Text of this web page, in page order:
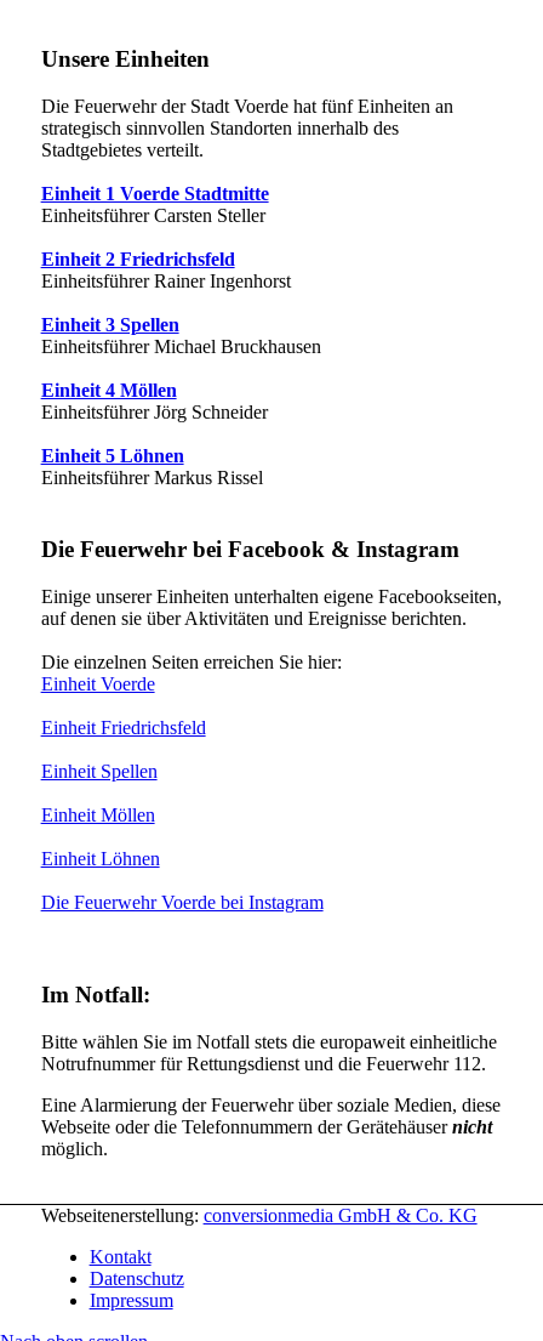
Unsere Einheiten
Die Feuerwehr der Stadt Voerde hat fünf Einheiten an
strategisch sinnvollen Standorten innerhalb des
Stadtgebietes verteilt.
Einheit 1 Voerde Stadtmitte
Einheitsführer Carsten Steller
Einheit 2 Friedrichsfeld
Einheitsführer Rainer Ingenhorst
Einheit 3 Spellen
Einheitsführer Michael Bruckhausen
Einheit 4 Möllen
Einheitsführer Jörg Schneider
Einheit 5 Löhnen
Einheitsführer Markus Rissel
Die Feuerwehr bei Facebook & Instagram
Einige unserer Einheiten unterhalten eigene Facebookseiten,
auf denen sie über Aktivitäten und Ereignisse berichten.
Die einzelnen Seiten erreichen Sie hier:
Einheit Voerde
Einheit Friedrichsfeld
Einheit Spellen
Einheit Möllen
Einheit Löhnen
Die Feuerwehr Voerde bei Instagram
Im Notfall:
Bitte wählen Sie im Notfall stets die europaweit einheitliche
Notrufnummer für Rettungsdienst und die Feuerwehr 112.
Eine Alarmierung der Feuerwehr über soziale Medien, diese
Webseite oder die Telefonnummern der Gerätehäusernicht
möglich.
Webseitenerstellung: conversionmedia GmbH & Co. KG
Kontakt
Datenschutz
Impressum